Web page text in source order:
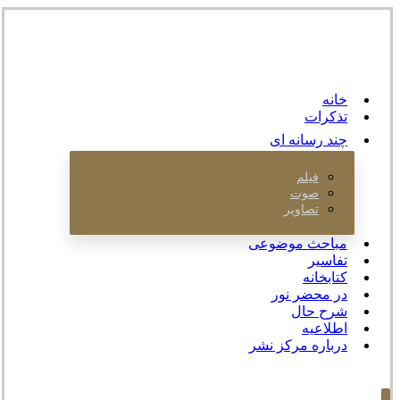
خانه
تذکرات
چند رسانه ای
فیلم
صوت
تصاویر
مباحث موضوعی
تفاسیر
کتابخانه
در محضر نور
شرح حال
اطلاعیه
درباره مرکز نشر